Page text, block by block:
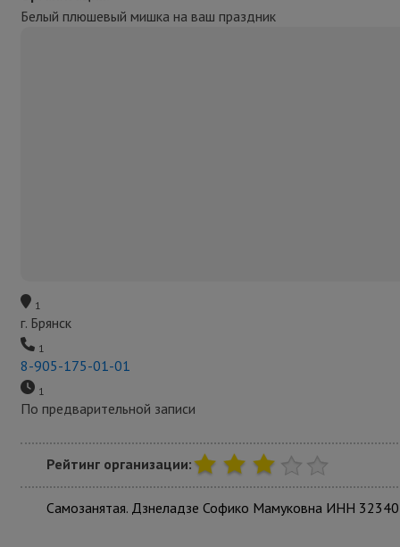
Белый плюшевый мишка на ваш праздник
1
г. Брянск
1
8-905-175-01-01
1
По предварительной записи
Рейтинг организации:
Самозанятая. Дзнеладзе Софико Мамуковна ИНН